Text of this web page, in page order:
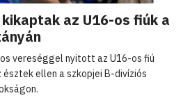
az U16-os fiúk a
vereséggel nyitott az U16-os fiú
ellen a szkopjei B-divíziós